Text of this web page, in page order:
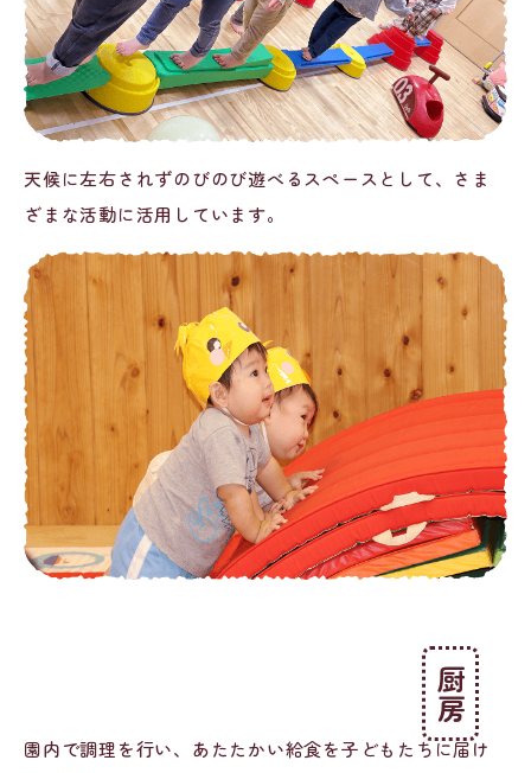
天候に左右されずのびのび遊べるスペースとして、さま
ざまな活動に活用しています。
厨房
園内で調理を行い、あたたかい給食を子どもたちに届け